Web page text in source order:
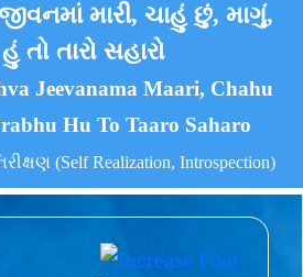
મારી, ચાહું છું, માગું,
તો તારો સહારો
Jeevanama Maari, Chahu
Hu To Taaro Saharo
(Self Realization, Introspection)